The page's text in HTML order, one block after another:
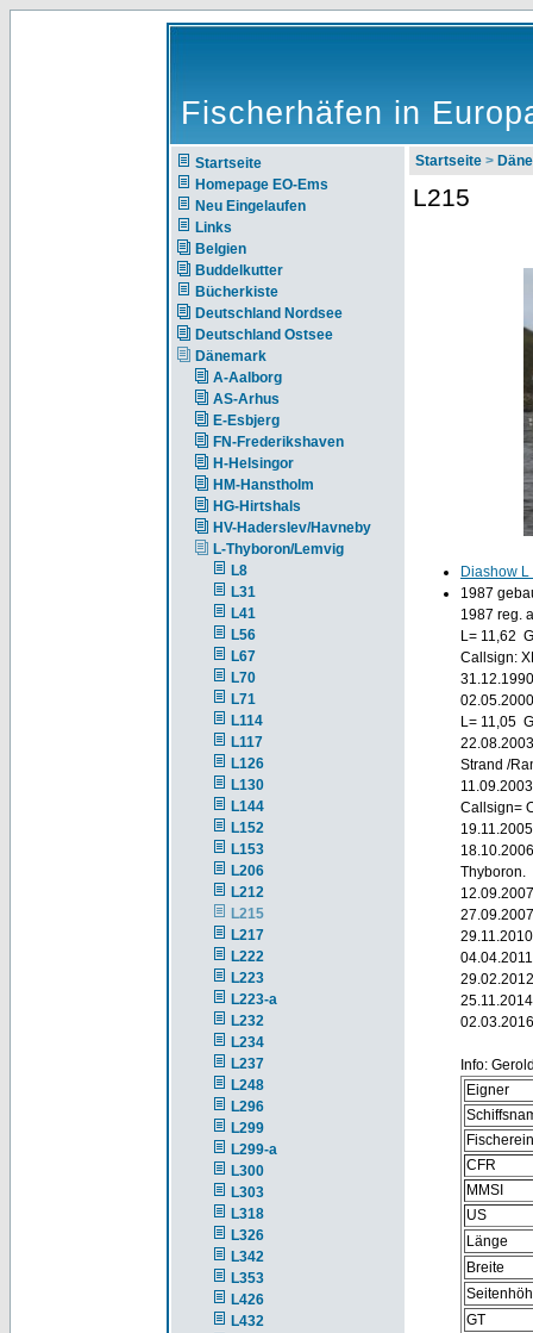
Fischerhäfen in
Startseite
Homepage EO-Ems
Neu Eingelaufen
Links
Belgien
Buddelkutter
Bücherkiste
Deutschland Nordsee
Deutschland Ostsee
Dänemark
A-Aalborg
AS-Arhus
E-Esbjerg
FN-Frederikshaven
H-Helsingor
HM-Hanstholm
HG-Hirtshals
HV-Haderslev/Havneby
L-Thyboron/Lemvig
L8
L31
L41
L56
L67
L70
L71
L114
L117
L126
L130
L144
L152
L153
L206
L212
L215
L217
L222
L223
L223-a
L232
L234
L237
L248
L296
L299
L299-a
L300
L303
L318
L326
L342
L353
L426
L432
Startseite >
L215
Diashow L
1987
1987 reg.
L= 11,62
Callsign:
L= 11,05
Strand /
Callsign=
Thyboron.
Info:
Eigner
CFR
MMSI
US
Länge
Breite
GT